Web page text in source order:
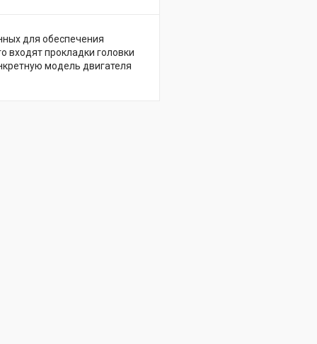
для обеспечения
входят прокладки головки
модель двигателя